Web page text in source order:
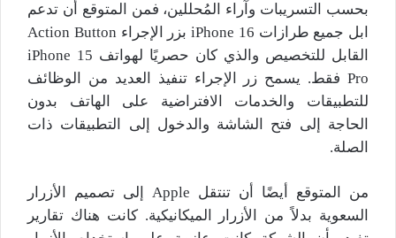
بحسب التسريبات وآراء المُحللين، فمن المتوقع أن تدعم
ابل جميع طرازات iPhone 16 بزر الإجراء Action Button
القابل للتخصيص والذي كان حصريًا لهواتف iPhone 15
Pro فقط. يسمح زر الإجراء تنفيذ العديد من الوظائف
للتطبيقات والخدمات الافتراضية على الهاتف بدون
الحاجة إلى فتح الشاشة والدخول إلى التطبيقات ذات
الصلة.
من المتوقع أيضًا أن تنتقل Apple إلى تصميم الأزرار
السعوية بدلاً من الأزرار الميكانيكية. كانت هناك تقارير